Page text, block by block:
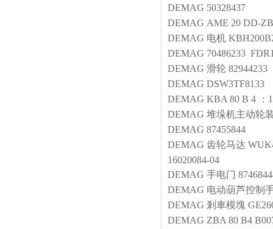
DEMAG 50328437
DEMAG AME 20 DD-
DEMAG 电机
DEMAG 70486233
DEMAG 滑轮 82944233
DEMAG DSW3TF8133
DEMAG KBA 80 B 4 ：
DEMAG 堆垛机主动轮
DEMAG 87455844
DEMAG 齿轮马达
16020084-04
DEMAG 手电门
DEMAG 电动葫芦控制
DEMAG 剎車模塊
DEMAG ZBA 80 B4